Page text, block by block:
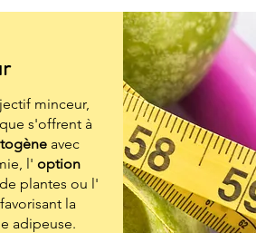
minceur,
s'offrent à
avec
l' option
plantes ou l'
la
adipeuse.